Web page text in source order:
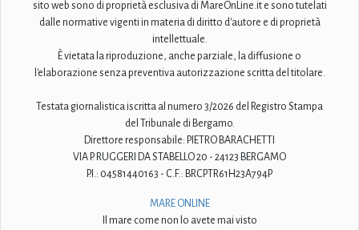
sito web sono di proprietà esclusiva di MareOnLine.it e sono tutelati
dalle normative vigenti in materia di diritto d'autore e di proprietà
intellettuale.
È vietata la riproduzione, anche parziale, la diffusione o
l'elaborazione senza preventiva autorizzazione scritta del titolare.
Testata giornalistica iscritta al numero 3/2026 del Registro Stampa
del Tribunale di Bergamo.
Direttore responsabile: PIETRO BARACHETTI
VIA P. RUGGERI DA STABELLO 20 - 24123 BERGAMO
P.I.: 04581440163 - C.F.: BRCPTR61H23A794P
MARE ONLINE
Il mare come non lo avete mai visto